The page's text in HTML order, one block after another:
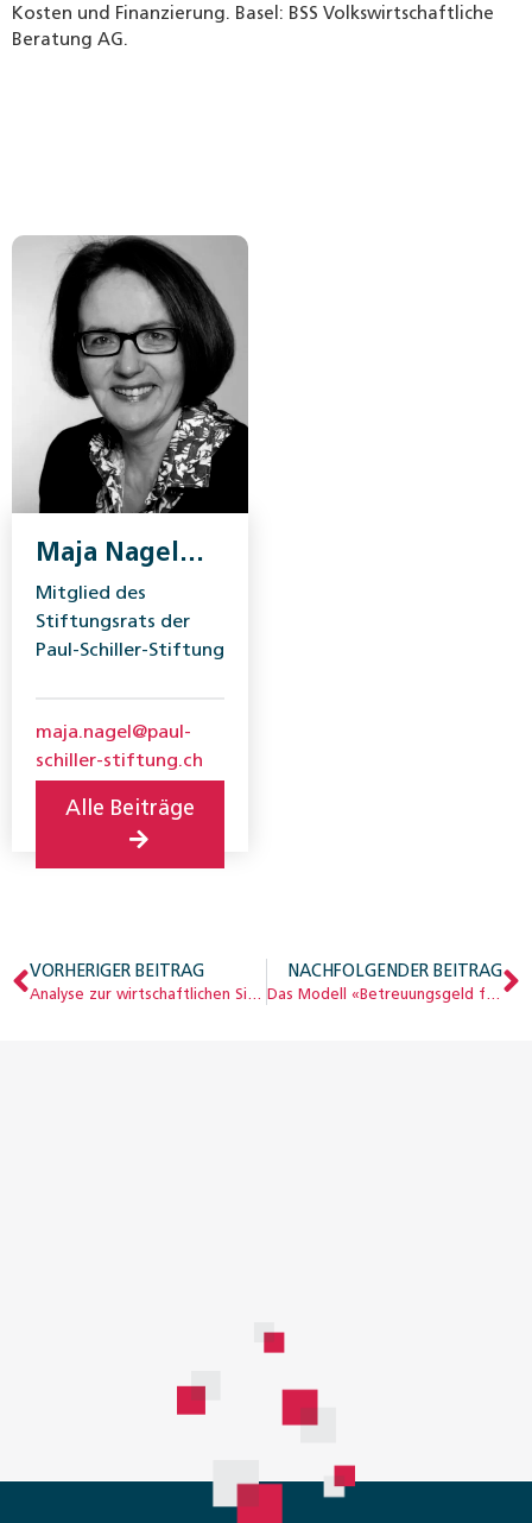
Kosten und Finanzierung. Basel: BSS Volkswirtschaftliche
Beratung AG.
Maja Nagel
Dettling
Mitglied des
Stiftungsrats der
Paul-Schiller-Stiftung
maja.nagel@paul-
schiller-stiftung.ch
Alle Beiträge
VORHERIGER BEITRAG
Analyse zur wirtschaftlichen Situation der Bevölkerung: Identifikation der Haushalte mit geringem Einkommen
NACHFOLGENDER BEITRAG
Das Modell «Betreuungsgeld für Betreuungszeit» weiterdenken